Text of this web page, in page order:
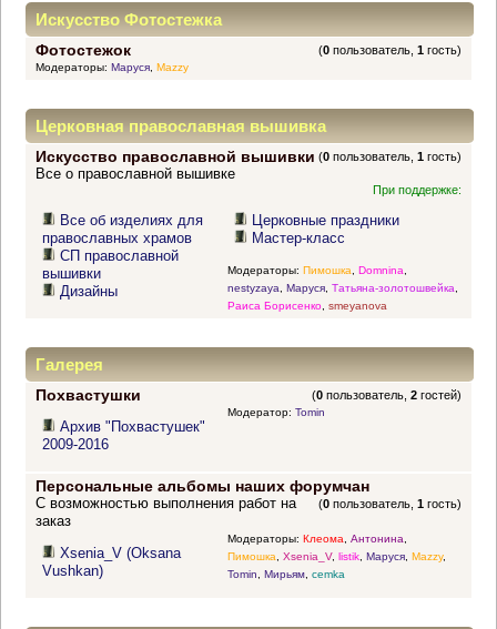
Искусство Фотостежка
Фотостежок (0 пользователь,1 гость)
Модераторы: Маруся, Mazzy
Церковная православная вышивка
Искусство православной вышивки (0 пользователь,1 гость)
Все о православной вышивке
При поддержке:
Все об изделиях для
православных храмов
СП православной
вышивки
Дизайны
Церковные праздники
Мастер-класс
Модераторы: Пимошка Domnina
nestyzaya
Маруся, Татьяна-золотошвейка
Раиса Борисенко, smeyanova
Галерея
Похвастушки (0 пользователь,2 гостей)
Архив "Похвастушек"
2009-2016
Модератор: Tomin
Персональные альбомы наших форумчан
(0 пользователь,1 гость)
С возможностью выполнения работ на
заказ
Xsenia_V (Oksana
Vushkan)
Модераторы: Клеома, Антонина,
Пимошка, Xsenia_V, listik, Маруся, Mazzy,
Tomin, Мирьям, cemka